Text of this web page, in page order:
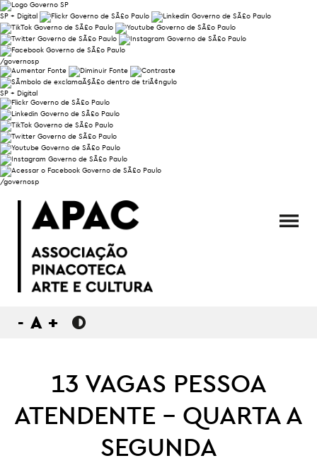
SP + Digital
/governosp
SP + Digital
/governosp
- A +
13 VAGAS PESSOA
ATENDENTE – QUARTA A
SEGUNDA